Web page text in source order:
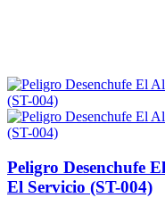
Peligro Desenchufe
El Servicio (ST-004)